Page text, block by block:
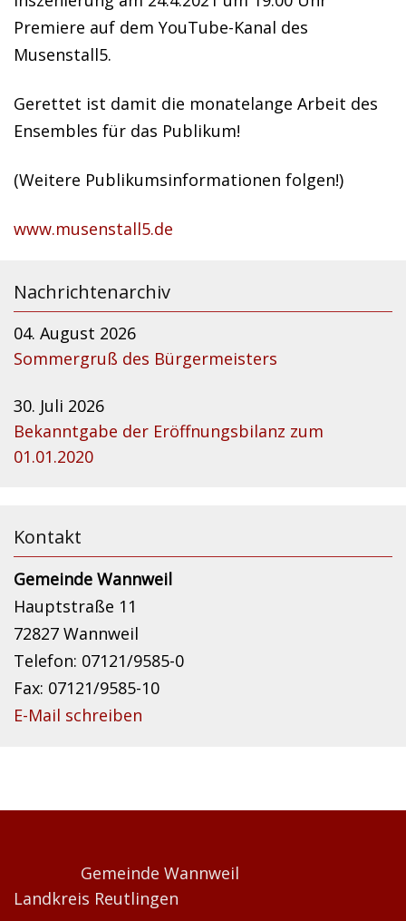
Premiere auf dem YouTube-Kanal des
Musenstall5.
Gerettet ist damit die monatelange Arbeit des
Ensembles für das Publikum!
(Weitere Publikumsinformationen folgen!)
www.musenstall5.de
Nachrichtenarchiv
04. August 2026
Sommergruß des Bürgermeisters
30. Juli 2026
Bekanntgabe der Eröffnungsbilanz zum
01.01.2020
Kontakt
Gemeinde Wannweil
Hauptstraße 11
72827 Wannweil
Telefon: 07121/9585-0
Fax: 07121/9585-10
E-Mail schreiben
Gemeinde Wannweil
Landkreis Reutlingen